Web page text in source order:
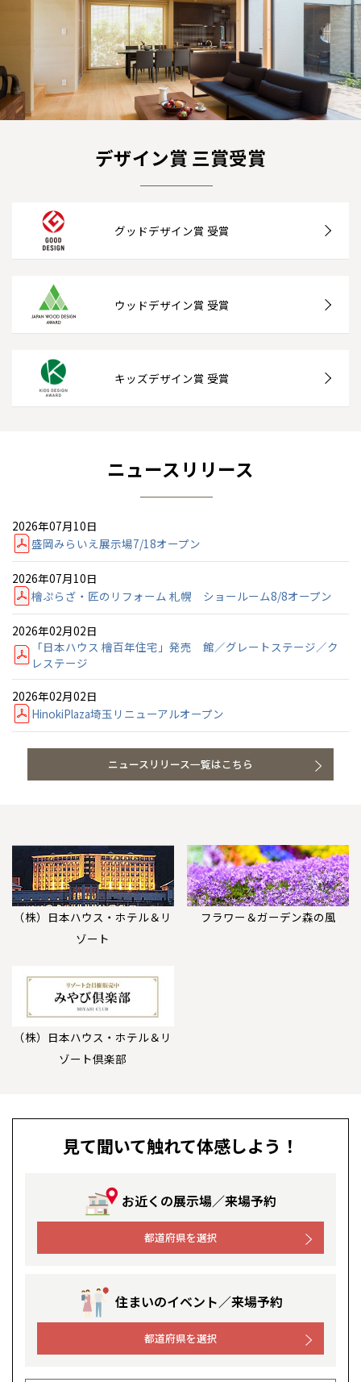
デザイン賞 三賞受賞
グッドデザイン賞 受賞
ウッドデザイン賞 受賞
キッズデザイン賞 受賞
ニュースリリース
2026年07月10日
盛岡みらいえ展示場7/18オープン
2026年07月10日
檜ぷらざ・匠のリフォーム 札幌 ショールーム8/8オープン
2026年02月02日
「日本ハウス 檜百年住宅」発売 館／グレートステージ／ク
レステージ
2026年02月02日
HinokiPlaza埼玉リニューアルオープン
ニュースリリース一覧はこちら
（株）日本ハウス・ホテル＆リ
ゾート
フラワー＆ガーデン森の風
（株）日本ハウス・ホテル＆リ
ゾート倶楽部
見て聞いて触れて体感しよう！
お近くの展示場／来場予約
都道府県を選択
住まいのイベント／来場予約
都道府県を選択